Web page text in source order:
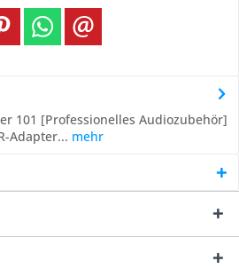
101 [Professionelles Audiozubehör]
Adapter... mehr